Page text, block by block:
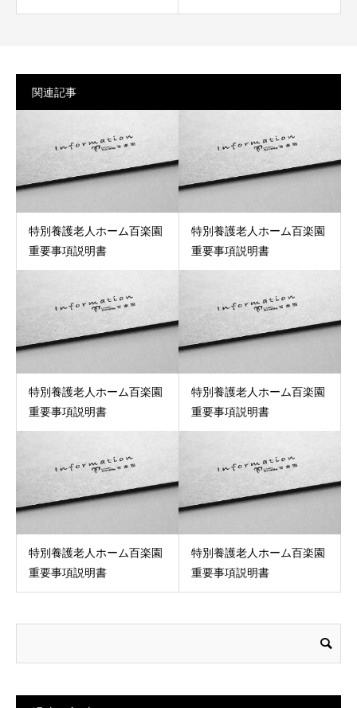
関連記事
特別養護老人ホーム百楽園
重要事項説明書
特別養護老人ホーム百楽園
重要事項説明書
特別養護老人ホーム百楽園
重要事項説明書
特別養護老人ホーム百楽園
重要事項説明書
特別養護老人ホーム百楽園
重要事項説明書
特別養護老人ホーム百楽園
重要事項説明書